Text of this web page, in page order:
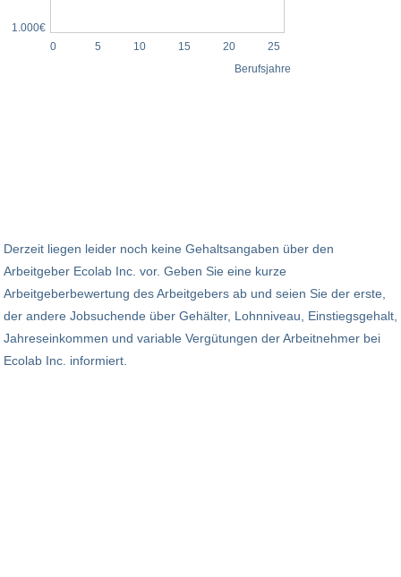
1.000€
0
5 10 15 20 25
Berufsjahre
Derzeit liegen leider noch keine Gehaltsangaben über den
Arbeitgeber Ecolab Inc. vor. Geben Sie eine kurze
Arbeitgeberbewertung des Arbeitgebers ab und seien Sie der erste,
der andere Jobsuchende über Gehälter, Lohnniveau, Einstiegsgehalt,
Jahreseinkommen und variable Vergütungen der Arbeitnehmer bei
Ecolab Inc. informiert.